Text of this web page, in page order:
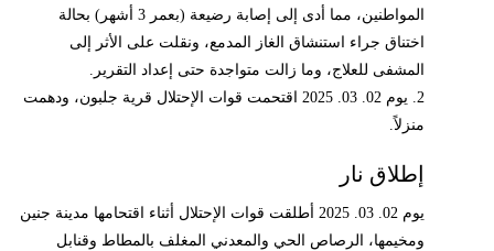
المواطنين، مما أدى إلى إصابة رضيعة (بعمر 3 أشهر) بحالة
اختناق جراء استنشاق الغاز المدمع، ونقلت على الأثر إلى
المشفى للعلاج، وما زالت متواجدة حتى إعداد التقرير.
2. يوم 02. 03. 2025 اقتحمت قوات الإحتلال قرية جلبون، ودهمت
منزلاً.
إطلاق نار
يوم 02. 03. 2025 أطلقت قوات الإحتلال أثناء اقتحامها مدينة جنين
ومخيمها، الرصاص الحي والمعدني المغلف بالمطاط وقنابل